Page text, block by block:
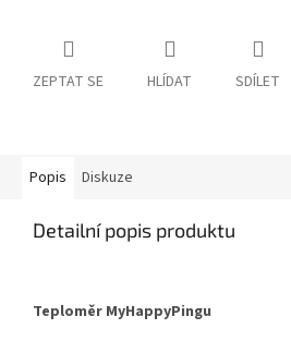
ZEPTAT SE HLÍDAT SDÍLET
Popis Diskuze
Detailní popis produktu
Teploměr MyHappyPingu